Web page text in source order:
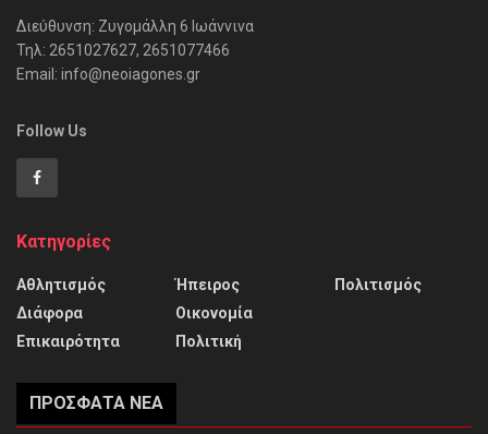
Διεύθυνση: Ζυγομάλλη 6 Ιωάννινα
Τηλ: 2651027627, 2651077466
Email: info@neoiagones.gr
Follow Us
Κατηγορίες
Αθλητισμός
Διάφορα
Επικαιρότητα
Ήπειρος
Οικονομία
Πολιτική
Πολιτισμός
ΠΡΌΣΦΑΤΑ ΝΈΑ